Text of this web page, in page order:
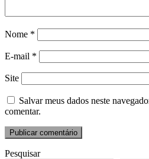
Nome *
E-mail *
Site
Salvar meus dados neste
comentar.
Pesquisar